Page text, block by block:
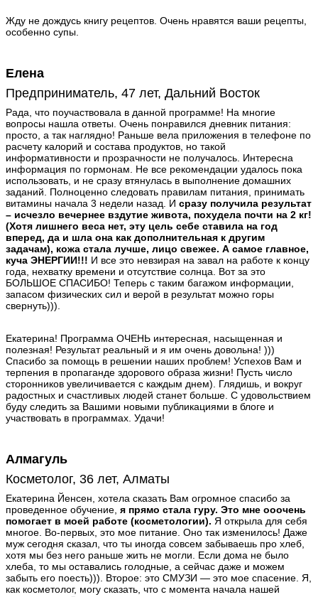
Жду не дождусь книгу рецептов. Очень нравятся ваши рецепты,
особенно супы.
Елена
Предприниматель, 47 лет, Дальний Восток
Рада, что поучаствовала в данной программе! На многие
вопросы нашла ответы. Очень понравился дневник питания:
просто, а так наглядно! Раньше вела приложения в телефоне по
расчету калорий и состава продуктов, но такой
информативности и прозрачности не получалось. Интересна
информация по гормонам. Не все рекомендации удалось пока
использовать, и не сразу втянулась в выполнение домашних
заданий. Полноценно следовать правилам питания, принимать
витамины начала 3 недели назад. И сразу получила результат
– исчезло вечернее вздутие живота, похудела почти на 2 кг!
(Хотя лишнего веса нет, эту цель себе ставила на год
вперед, да и шла она как дополнительная к другим
задачам), кожа стала лучше, лицо свежее. А самое главное,
куча ЭНЕРГИИ!!! И все это невзирая на завал на работе к концу
года, нехватку времени и отсутствие солнца. Вот за это
БОЛЬШОЕ СПАСИБО! Теперь с таким багажом информации,
запасом физических сил и верой в результат можно горы
свернуть))).
Екатерина! Программа ОЧЕНЬ интересная, насыщенная и
полезная! Результат реальный и я им очень довольна! )))
Спасибо за помощь в решении наших проблем! Успехов Вам и
терпения в пропаганде здорового образа жизни! Пусть число
сторонников увеличивается с каждым днем). Глядишь, и вокруг
радостных и счастливых людей станет больше. С удовольствием
буду следить за Вашими новыми публикациями в блоге и
участвовать в программах. Удачи!
Алмагуль
Косметолог, 36 лет, Алматы
Екатерина Йенсен, хотела сказать Вам огромное спасибо за
проведенное обучение, я прямо стала гуру. Это мне ооочень
помогает в моей работе (косметологии). Я открыла для себя
многое. Во-первых, это мое питание. Оно так изменилось! Даже
муж сегодня сказал, что ты иногда совсем забываешь про хлеб,
хотя мы без него раньше жить не могли. Если дома не было
хлеба, то мы оставались голодные, а сейчас даже и можем
забыть его поесть))). Второе: это СМУЗИ — это мое спасение. Я,
как косметолог, могу сказать, что с момента начала нашей